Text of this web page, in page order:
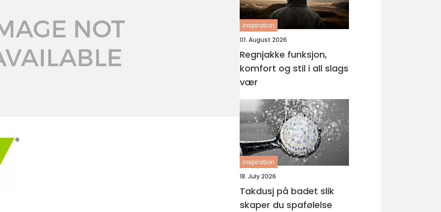
inspiration
01. August 2026
Regnjakke funksjon,
komfort og stil i all slags
vær
inspiration
18. July 2026
Takdusj på badet slik
skaper du spafølelse